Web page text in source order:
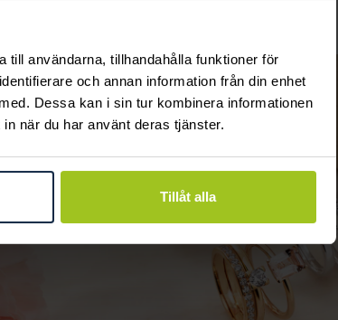
till användarna, tillhandahålla funktioner för
och annan information från din enhet
Dessa kan i sin tur kombinera informationen
när du har använt deras tjänster.
Tillåt alla